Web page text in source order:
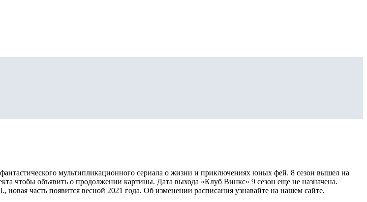
мультипликационного сериала о жизни и приключениях юных фей. 8 сезон вышел на
чтобы объявить о продолжении картины. Дата выхода «Клуб Винкс» 9 сезон еще не назначена.
часть появится весной 2021 года. Об изменении расписания узнавайте на нашем сайте.